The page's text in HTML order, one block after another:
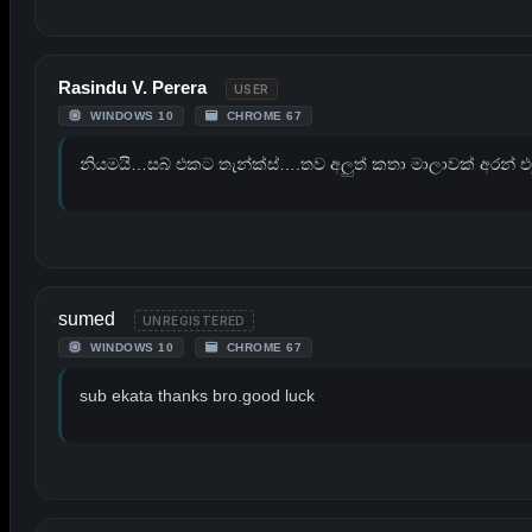
Rasindu V. Perera USER
WINDOWS 10 CHROME 67
නියමයි…සබ් එකට තැන්ක්ස්….තව අලුත් කතා මාලාවක් අරන්
sumed UNREGISTERED
WINDOWS 10 CHROME 67
sub ekata thanks bro.good luck